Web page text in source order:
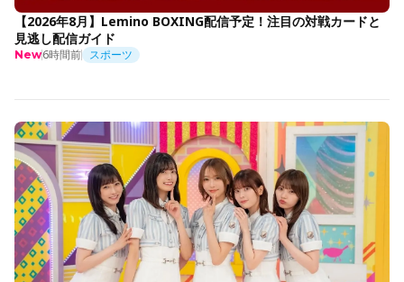
【2026年8月】Lemino BOXING配信予定！注目の対戦カードと
見逃し配信ガイド
New6時間前 スポーツ